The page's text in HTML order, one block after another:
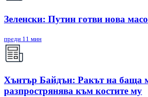
Зеленски: Путин готви нова
преди 11 мин
Хънтър Байдън: Ракът на баща
разпрострянява към костите му